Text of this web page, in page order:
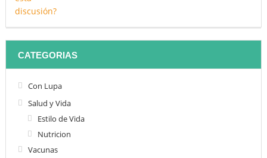
CATEGORIAS
Con Lupa
Salud y Vida
Estilo de Vida
Nutricion
Vacunas